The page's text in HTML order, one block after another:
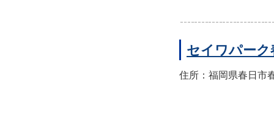
セイワパーク
住所：福岡県春日